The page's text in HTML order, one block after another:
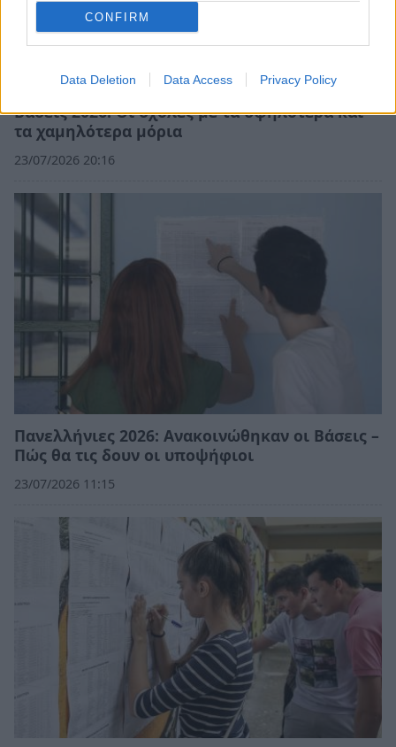
CONFIRM
Data Deletion Data Access Privacy Policy
Βάσεις 2026: Οι σχολές με τα υψηλότερα και
τα χαμηλότερα μόρια
23/07/2026 20:16
Πανελλήνιες 2026: Ανακοινώθηκαν οι Βάσεις –
Πώς θα τις δουν οι υποψήφιοι
23/07/2026 11:15